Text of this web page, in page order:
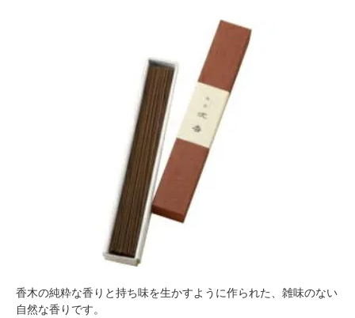
香木の純粋な香りと持ち味を生かすように作られた、雑味のない
自然な香りです。